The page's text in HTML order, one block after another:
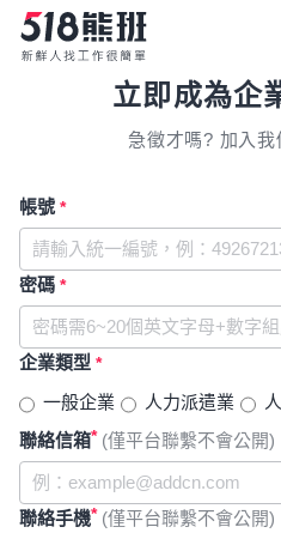
立即成為企
急徵才嗎? 加入
帳號 *
密碼 *
企業類型 *
一般企業 人力派遣業
聯絡信箱* (僅平台聯繫不會公開)
聯絡手機* (僅平台聯繫不會公開)